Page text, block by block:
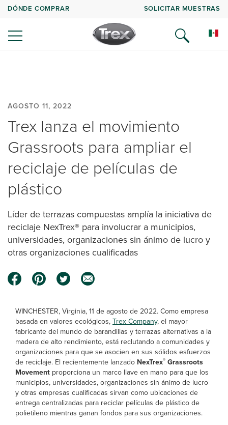
DÓNDE COMPRAR SOLICITAR MUESTRAS
AGOSTO 11, 2022
Trex lanza el movimiento
Grassroots para ampliar el
reciclaje de películas de
plástico
Líder de terrazas compuestas amplía la iniciativa de
reciclaje NexTrex® para involucrar a municipios,
universidades, organizaciones sin ánimo de lucro y
otras organizaciones cualificadas
WINCHESTER, Virginia, 11 de agosto de 2022. Como empresa
basada en valores ecológicos,Trex Company, el mayor
fabricante del mundo de barandillas y terrazas alternativas a la
madera de alto rendimiento, está reclutando a comunidades y
organizaciones para que se asocien en sus sólidos esfuerzos
de reciclaje. El recientemente lanzado NexTrex® Grassroots
Movement proporciona un marco llave en mano para que los
municipios, universidades, organizaciones sin ánimo de lucro
y otras empresas cualificadas sirvan como ubicaciones de
entrega centralizadas para reciclar películas de plástico de
polietileno mientras ganan fondos para sus organizaciones.